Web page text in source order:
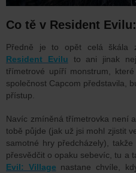
Co tě v Resident
Předně je to opět celá škála
Resident Evilu to ani jinak
třímetrové upíří monstrum,
společnost Capcom představila,
přístup.
Navíc zmíněná třímetrovka není
tobě půjde (jak už jsi mohl zjistit
samotné hry předcházely),
přesvědčit o opaku sebevíc, tu a
Evil: Village nastane chvíle,